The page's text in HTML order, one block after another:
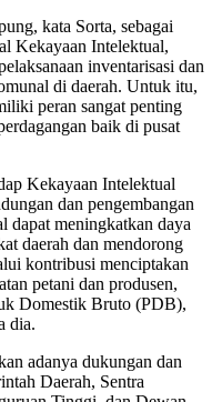
kata Sorta, sebagai
Kekayaan Intelektual,
inventarisasi dan
di daerah. Untuk itu,
peran sangat penting
baik di pusat
Kekayaan Intelektual
dan pengembangan
dapat meningkatkan daya
daerah dan mendorong
kontribusi menciptakan
petani dan produsen,
Domestik Bruto (PDB),
dia.
adanya dukungan dan
Daerah, Sentra